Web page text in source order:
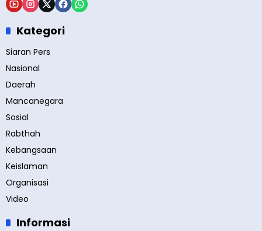
Kategori
Siaran Pers
Nasional
Daerah
Mancanegara
Sosial
Rabthah
Kebangsaan
Keislaman
Organisasi
Video
Informasi